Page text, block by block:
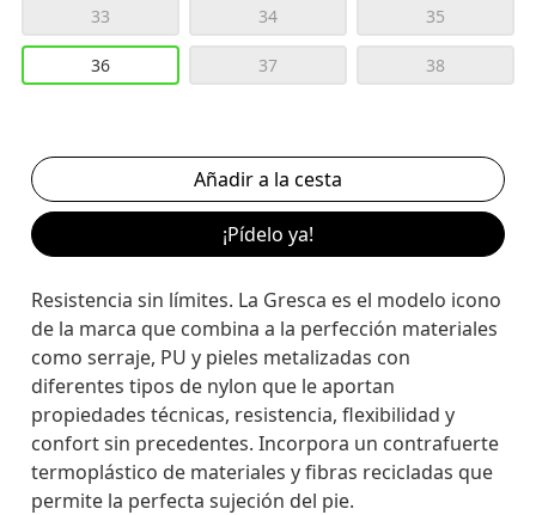
33 34 35
36 37 38
¡Pídelo ya!
Resistencia sin límites. La Gresca es el modelo icono
de la marca que combina a la perfección materiales
como serraje, PU y pieles metalizadas con
diferentes tipos de nylon que le aportan
propiedades técnicas, resistencia, flexibilidad y
confort sin precedentes. Incorpora un contrafuerte
termoplástico de materiales y fibras recicladas que
permite la perfecta sujeción del pie.